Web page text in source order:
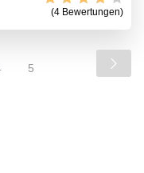
(4 Bewertungen)
5